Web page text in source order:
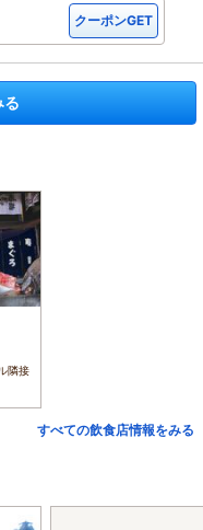
クーポンGET
る
すべての飲食店情報をみる